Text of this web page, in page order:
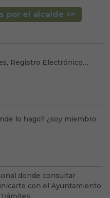
por el alcalde >>
Registro Electrónico…
lo hago? ¿soy miembro
donde consultar
con el Ayuntamiento